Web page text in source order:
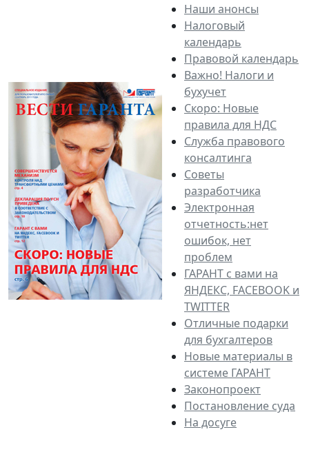
Наши анонсы
Налоговый
календарь
Правовой календарь
Важно! Налоги и
бухучет
Скоро: Новые
правила для НДС
Служба правового
консалтинга
Советы
разработчика
Электронная
отчетность:нет
ошибок, нет
проблем
ГАРАНТ с вами на
ЯНДЕКС, FACEBOOK и
TWITTER
Отличные подарки
для бухгалтеров
Новые материалы в
системе ГАРАНТ
Законопроект
Постановление суда
На досуге